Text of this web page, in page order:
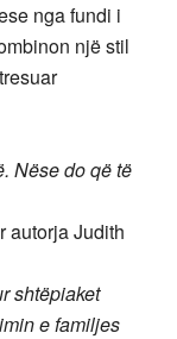
nga fundi i
një stil
Nëse do që të
autorja Judith
shtëpiaket
e familjes